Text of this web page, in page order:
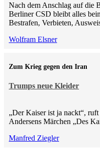
Nach dem Anschlag auf die
Berliner CSD bleibt alles
Bestrafen, Verbieten,
Wolfram Elsner
Trumps neue Kleider
Zum Krieg gegen den Iran
„Der Kaiser ist ja nackt“,
Andersens Märchen „Des
Manfred Ziegler